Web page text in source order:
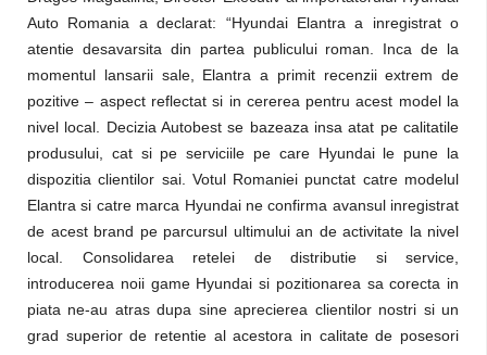
Auto Romania a declarat: “Hyundai Elantra a inregistrat o
atentie desavarsita din partea publicului roman. Inca de la
momentul lansarii sale, Elantra a primit recenzii extrem de
pozitive – aspect reflectat si in cererea pentru acest model la
nivel local. Decizia Autobest se bazeaza insa atat pe calitatile
produsului, cat si pe serviciile pe care Hyundai le pune la
dispozitia clientilor sai. Votul Romaniei punctat catre modelul
Elantra si catre marca Hyundai ne confirma avansul inregistrat
de acest brand pe parcursul ultimului an de activitate la nivel
local. Consolidarea retelei de distributie si service,
introducerea noii game Hyundai si pozitionarea sa corecta in
piata ne-au atras dupa sine aprecierea clientilor nostri si un
grad superior de retentie al acestora in calitate de posesori